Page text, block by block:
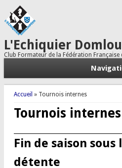
L'Echiquier
Club Formateur de la Fédération Française
Vous êtes ici
Accueil » Tournois internes
Tournois internes
Fin de saison sous
détente